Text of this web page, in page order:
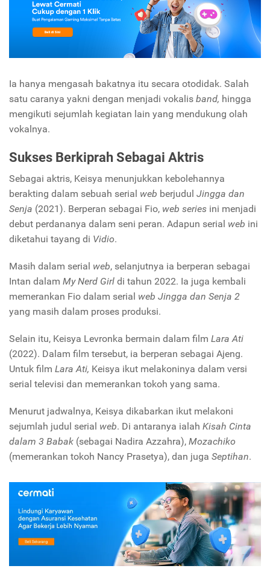
Ia hanya mengasah bakatnya itu secara otodidak. Salah
satu caranya yakni dengan menjadi vokalis band, hingga
mengikuti sejumlah kegiatan lain yang mendukung olah
vokalnya.
Sukses Berkiprah Sebagai Aktris
Sebagai aktris, Keisya menunjukkan kebolehannya
berakting dalam sebuah serial web berjudul Jingga dan
Senja (2021). Berperan sebagai Fio, web series ini menjadi
debut perdananya dalam seni peran. Adapun serial web ini
diketahui tayang di Vidio.
Masih dalam serial web, selanjutnya ia berperan sebagai
Intan dalam My Nerd Girl di tahun 2022. Ia juga kembali
memerankan Fio dalam serial web Jingga dan Senja 2
yang masih dalam proses produksi.
Selain itu, Keisya Levronka bermain dalam film Lara Ati
(2022). Dalam film tersebut, ia berperan sebagai Ajeng.
Untuk film Lara Ati, Keisya ikut melakoninya dalam versi
serial televisi dan memerankan tokoh yang sama.
Menurut jadwalnya, Keisya dikabarkan ikut melakoni
sejumlah judul serial web. Di antaranya ialah Kisah Cinta
dalam 3 Babak (sebagai Nadira Azzahra), Mozachiko
(memerankan tokoh Nancy Prasetya), dan juga Septihan.